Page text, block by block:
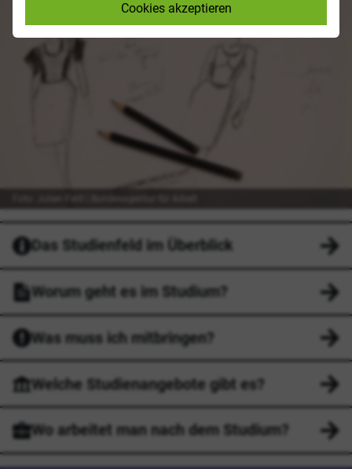
Cookies akzeptieren
Das Studienfeld im Überblick
Worum geht es im Studium?
Was muss ich mitbringen?
Welche Studienangebote gibt es?
Wo arbeitet man nach dem Studium?